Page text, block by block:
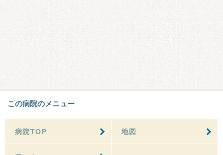
この病院のメニュー
病院TOP 地図